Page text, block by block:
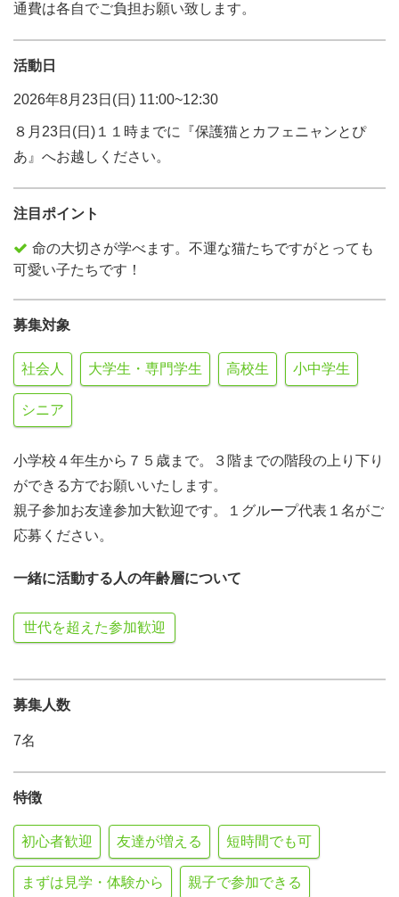
通費は各自でご負担お願い致します。
活動日
2026年8月23日(日) 11:00~12:30
８月23日(日)１１時までに『保護猫とカフェニャンとぴ
あ』へお越しください。
注目ポイント
命の大切さが学べます。不運な猫たちですがとっても
可愛い子たちです！
募集対象
社会人 大学生・専門学生 高校生 小中学生
シニア
小学校４年生から７５歳まで。３階までの階段の上り下り
ができる方でお願いいたします。
親子参加お友達参加大歓迎です。１グループ代表１名がご
応募ください。
一緒に活動する人の年齢層について
世代を超えた参加歓迎
募集人数
7名
特徴
初心者歓迎 友達が増える 短時間でも可
まずは見学・体験から 親子で参加できる